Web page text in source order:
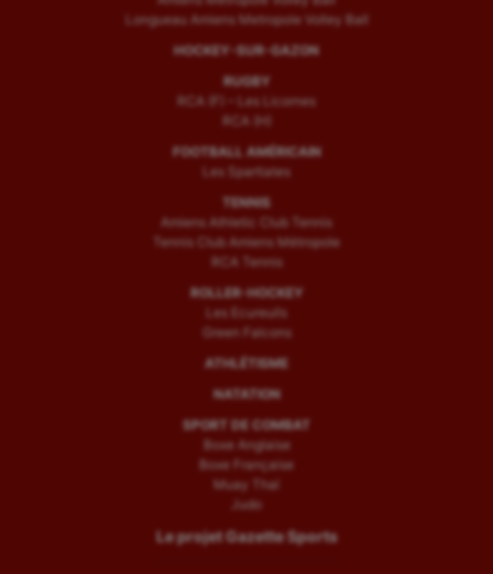
Longueau Amiens Metropole Volley Ball
HOCKEY-SUR-GAZON
RUGBY
RCA (F) – Les Licornes
RCA (H)
FOOTBALL AMÉRICAIN
Les Spartiates
TENNIS
Amiens Athletic Club Tennis
Tennis Club Amiens Métropole
RCA Tennis
ROLLER-HOCKEY
Les Ecureuils
Green Falcons
ATHLÉTISME
NATATION
SPORT DE COMBAT
Boxe Anglaise
Boxe Française
Muay Thaï
Judo
Le projet Gazette Sports